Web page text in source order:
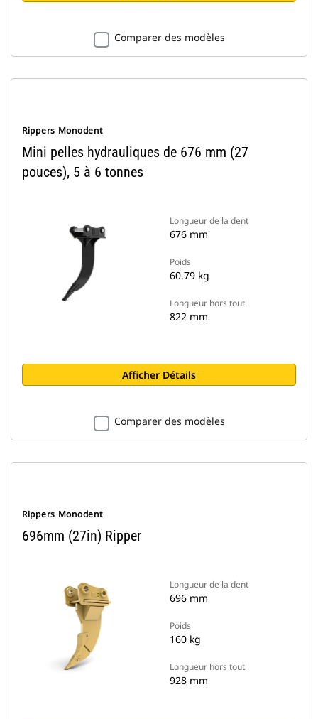
Comparer des modèles
Rippers Monodent
Mini pelles hydrauliques de 676 mm (27
pouces), 5 à 6 tonnes
Longueur de la dent
676 mm
Poids
60.79 kg
Longueur hors tout
822 mm
Afficher Détails
Comparer des modèles
Rippers Monodent
696mm (27in) Ripper
Longueur de la dent
696 mm
Poids
160 kg
Longueur hors tout
928 mm